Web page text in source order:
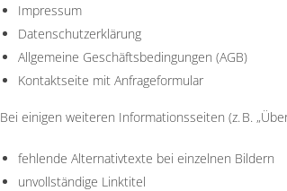
Impressum
Datenschutzerklärung
Allgemeine Geschäftsbedingungen (AGB)
Kontaktseite mit Anfrageformular
Bei einigen weiteren Informationsseiten (z. B.
fehlende Alternativtexte bei einzelnen Bildern
unvollständige Linktitel